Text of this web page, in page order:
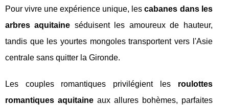
Pour vivre une expérience unique, lescabanes dans les
arbres aquitaine séduisent les amoureux de hauteur,
tandis que les yourtes mongoles transportent vers l'Asie
centrale sans quitter la Gironde.
Les couples romantiques privilégient les roulottes
romantiques aquitaineaux allures bohèmes, parfaites